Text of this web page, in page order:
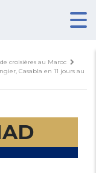
croisières au Maroc
Casabla en 11 jours au